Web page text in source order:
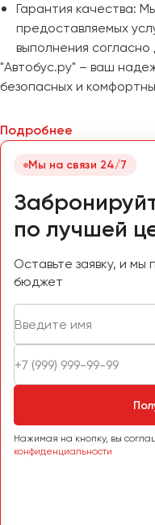
Гарантия качества:
предоставляемых
выполнения согласно
"Автобус.ру" – ваш
безопасных и
Подробнее
Мы на связи 24/7
по лучшей
Оставьте заявку, и
бюджет
Нажимая на кнопку, вы
конфиденциальности